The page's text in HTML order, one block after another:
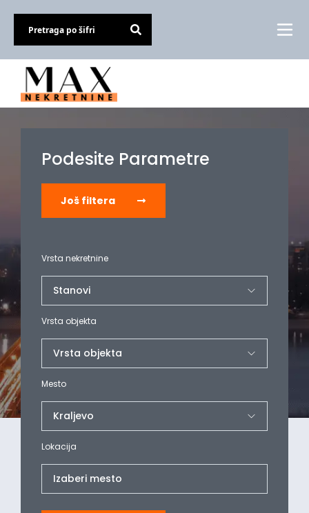
Podesite Parametre
Još filtera
Vrsta nekretnine
Vrsta objekta
Mesto
Lokacija
Izaberi mesto